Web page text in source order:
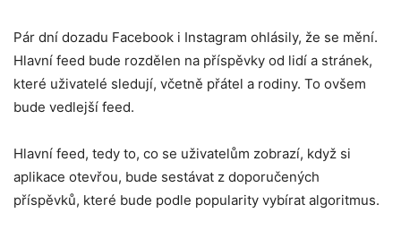
Pár dní dozadu Facebook i Instagram ohlásily, že se mění.
Hlavní feed bude rozdělen na příspěvky od lidí a stránek,
které uživatelé sledují, včetně přátel a rodiny. To ovšem
bude vedlejší feed.
Hlavní feed, tedy to, co se uživatelům zobrazí, když si
aplikace otevřou, bude sestávat z doporučených
příspěvků, které bude podle popularity vybírat algoritmus.